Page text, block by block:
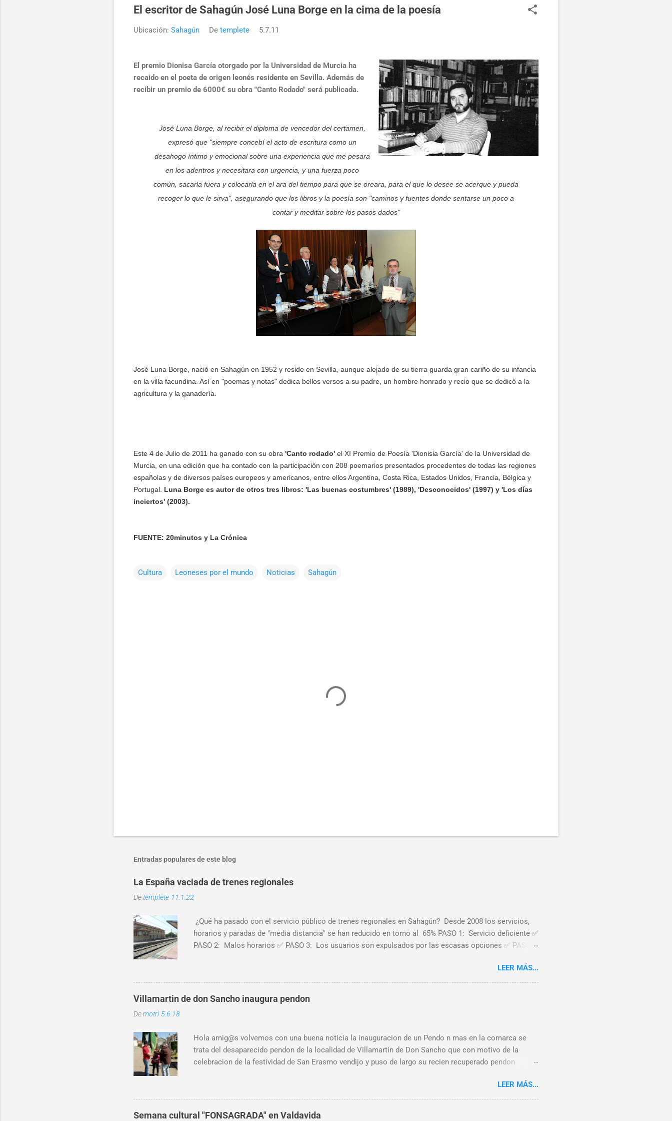
El escritor de Sahagún José Luna Borge en la cima de la poesía
Ubicación: Sahagún De templete 5.7.11
El premio Dionisa García otorgado por la Universidad de Murcia ha
recaido en el poeta de origen leonés residente en Sevilla. Además de
recibir un premio de 6000€ su obra "Canto Rodado" será publicada.
José Luna Borge, al recibir el diploma de vencedor del certamen,
expresó que "siempre concebí el acto de escritura como un
desahogo íntimo y emocional sobre una experiencia que me pesara
en los adentros y necesitara con urgencia, y una fuerza poco
común, sacarla fuera y colocarla en el ara del tiempo para que se oreara, para el que lo desee se acerque y pueda
recoger lo que le sirva", asegurando que los libros y la poesía son "caminos y fuentes donde sentarse un poco a
contar y meditar sobre los pasos dados"
José Luna Borge, nació en Sahagún en 1952 y reside en Sevilla, aunque alejado de su tierra guarda gran cariño de su infancia
en la villa facundina. Así en "poemas y notas" dedica bellos versos a su padre, un hombre honrado y recio que se dedicó a la
agricultura y la ganadería.
Este 4 de Julio de 2011 ha ganado con su obra 'Canto rodado' el XI Premio de Poesía 'Dionisia García' de la Universidad de
Murcia, en una edición que ha contado con la participación con 208 poemarios presentados procedentes de todas las regiones
españolas y de diversos países europeos y americanos, entre ellos Argentina, Costa Rica, Estados Unidos, Francia, Bélgica y
Portugal. Luna Borge es autor de otros tres libros: 'Las buenas costumbres' (1989), 'Desconocidos' (1997) y 'Los días
inciertos' (2003).
FUENTE: 20minutos y La Crónica
Cultura Leoneses por el mundo Noticias Sahagún
Entradas populares de este blog
La España vaciada de trenes regionales
Detemplete 11.1.22
¿Qué ha pasado con el servicio público de trenes regionales en Sahagún? Desde 2008 los servicios,
horarios y paradas de "media distancia" se han reducido en torno al 65% PASO 1: Servicio deficiente ✅
PASO 2: Malos horarios ✅ PASO 3: Los usuarios son expulsados por las escasas opciones ✅ PASO
venimos sufriendo en la última década, se le une ahora l a nueva estrategia de movilidad que señala
un “coste desproporcionado” de las líneas ferroviarias y dice que el transporte "no garantiza mantener
población". Y no hay mejor forma que comprobar este proceso paulatino que sufren las líneas de
media distancia que comparar los horarios oficiales de trenes regionales con parada en Sahagún de
LEER MÁS...
Villamartin de don Sancho inaugura pendon
Demotri 5.6.18
Hola amig@s volvemos con una buena noticia la inauguracion de un Pendo n mas en la comarca se
trata del desaparecido pendon de la localidad de Villamartin de Don Sancho que con motivo de la
celebracion de la festividad de San Erasmo vendijo y puso de largo su recien recuperado pendon
brindandole toda mi ayuda para que una vez mas pueda ser realidad. @templeteORG Twittear Seguir a
@templeteORG
LEER MÁS...
Semana cultural "FONSAGRADA" en Valdavida